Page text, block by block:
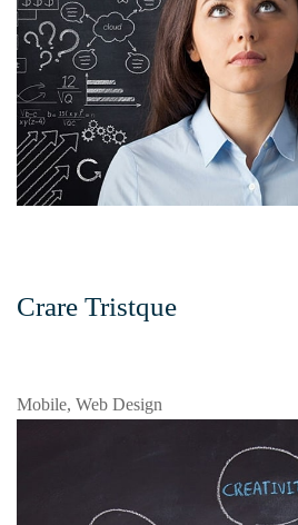
Crare Tristque
Mobile, Web Design